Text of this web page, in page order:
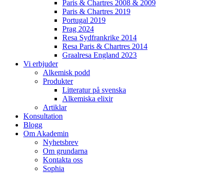
Paris & Chartres 2008 & 2009
Paris & Chartres 2019
Portugal 2019
Prag 2024
Resa Sydfrankrike 2014
Resa Paris & Chartres 2014
Graalresa England 2023
Vi erbjuder
Alkemisk podd
Produkter
Litteratur på svenska
Alkemiska elixir
Artiklar
Konsultation
Blogg
Om Akademin
Nyhetsbrev
Om grundarna
Kontakta oss
Sophia